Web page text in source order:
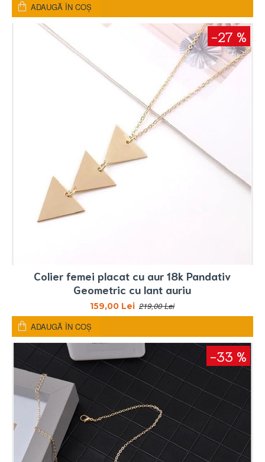
ADAUGĂ ÎN COŞ
-27 %
Colier femei placat cu aur 18k Pandativ
Geometric cu lant auriu
159,00 Lei 219,00 Lei
ADAUGĂ ÎN COŞ
-33 %